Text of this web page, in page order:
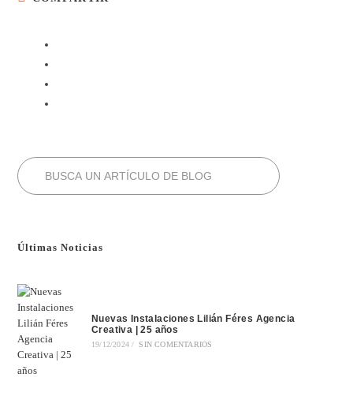
Últimas Noticias
Nuevas Instalaciones Lilián Féres Agencia
Creativa | 25 años
19/12/2024 / SIN COMENTARIOS